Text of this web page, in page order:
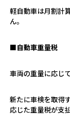
軽自動車は月割計
ん。
■自動車重量税
車両の重量に応じ
新たに車検を取得
応じた重量税が支